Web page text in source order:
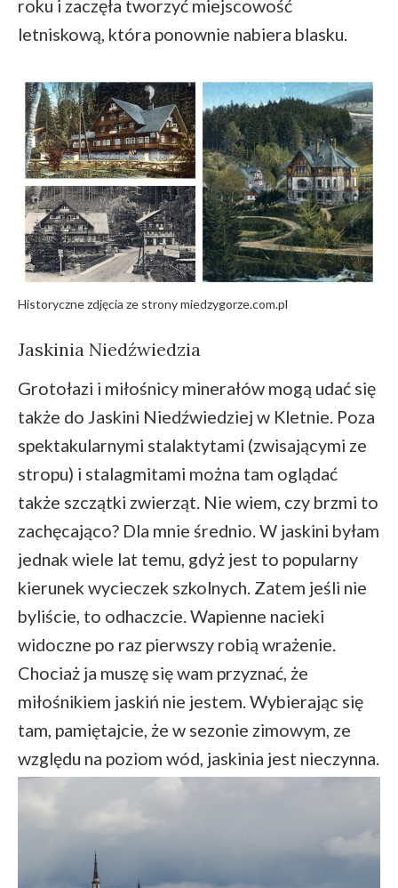
roku i zaczęła tworzyć miejscowość
letniskową, która ponownie nabiera blasku.
Historyczne zdjęcia ze strony miedzygorze.com.pl
Jaskinia Niedźwiedzia
Grotołazi i miłośnicy minerałów mogą udać się
także do Jaskini Niedźwiedziej w Kletnie. Poza
spektakularnymi stalaktytami (zwisającymi ze
stropu) i stalagmitami można tam oglądać
także szczątki zwierząt. Nie wiem, czy brzmi to
zachęcająco? Dla mnie średnio. W jaskini byłam
jednak wiele lat temu, gdyż jest to popularny
kierunek wycieczek szkolnych. Zatem jeśli nie
byliście, to odhaczcie. Wapienne nacieki
widoczne po raz pierwszy robią wrażenie.
Chociaż ja muszę się wam przyznać, że
miłośnikiem jaskiń nie jestem. Wybierając się
tam, pamiętajcie, że w sezonie zimowym, ze
względu na poziom wód, jaskinia jest nieczynna.